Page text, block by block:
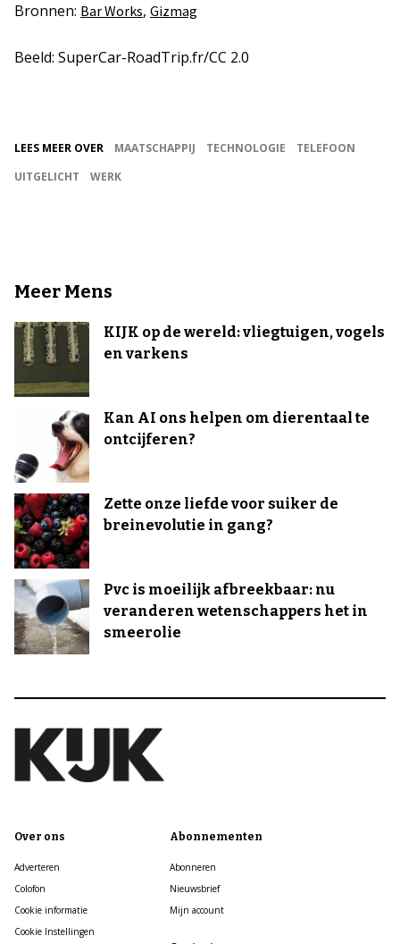
Bronnen: Bar Works, Gizmag
Beeld: SuperCar-RoadTrip.fr/CC 2.0
LEES MEER OVER MAATSCHAPPIJ TECHNOLOGIE
TELEFOON
UITGELICHT
WERK
Meer Mens
KIJK op de wereld: vliegtuigen, vogels
en varkens
Kan AI ons helpen om dierentaal te
ontcijferen?
Zette onze liefde voor suiker de
breinevolutie in gang?
Pvc is moeilijk afbreekbaar: nu
veranderen wetenschappers het in
smeerolie
Over ons
Adverteren
Colofon
Cookie informatie
Cookie Instellingen
Abonnementen
Abonneren
Nieuwsbrief
Mijn account